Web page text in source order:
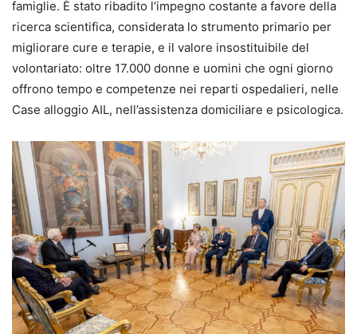
famiglie. È stato ribadito l’impegno costante a favore della
ricerca scientifica, considerata lo strumento primario per
migliorare cure e terapie, e il valore insostituibile del
volontariato: oltre 17.000 donne e uomini che ogni giorno
offrono tempo e competenze nei reparti ospedalieri, nelle
Case alloggio AIL, nell’assistenza domiciliare e psicologica.